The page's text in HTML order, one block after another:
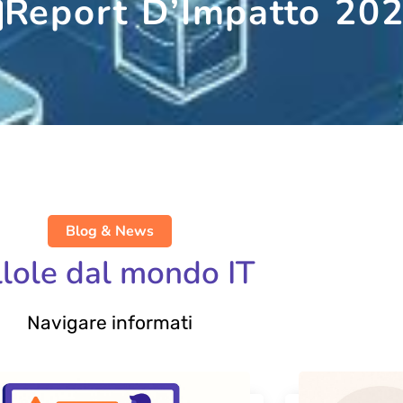
Report D’Impatto
Blog & News
dal mondo IT
Navigare informati